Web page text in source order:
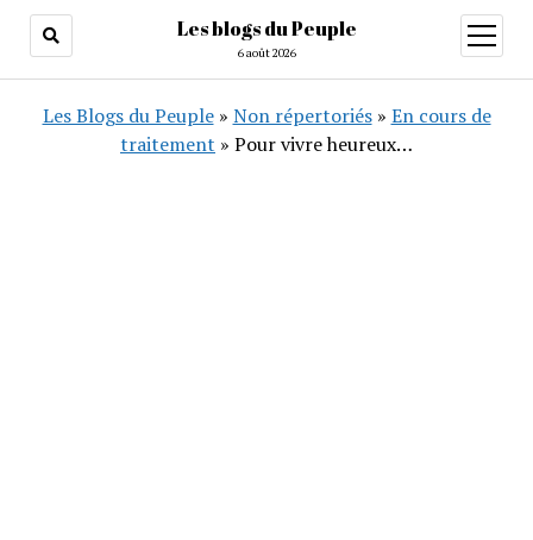
Les blogs du Peuple
6 août 2026
ouvrir
menu
Les Blogs du Peuple» Non répertoriés» En cours de
traitement » Pour vivre heureux…